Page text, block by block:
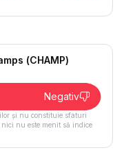
(CHAMP)
Negativ
și nu constituie sfaturi
nu este menit să indice